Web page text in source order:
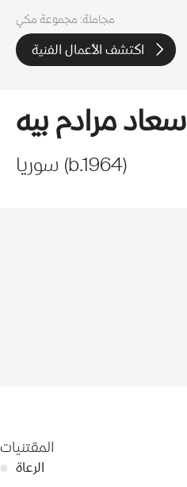
مجاملة: مجموعة مكي
اكتشف الأعمال الفنية
سعاد مرادم بيه
سوريا (b.1964)
المقتنيات
● الرعاة